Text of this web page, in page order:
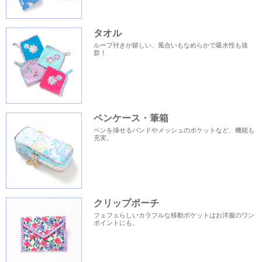
タオル
ループ付きが嬉しい、風合いもなめらかで吸水性も抜
群！
ペンケース・筆箱
ペンを挿せるバンドやメッシュのポケットなど、機能も
充実。
クリップポーチ
フェフェらしいカラフルな移動ポケットはお洋服のワン
ポイントにも。